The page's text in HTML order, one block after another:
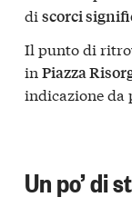
di scorci
Il punto di
in Piazza
indicazione da
Un po’ di